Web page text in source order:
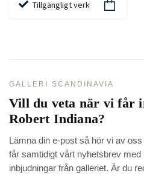
Tillgängligt verk
GALLERI SCANDINAVIA
Vill du veta när vi får
Robert Indiana?
Lämna din e-post så hör vi av
får samtidigt vårt nyhetsbrev med
inbjudningar från galleriet. Är du